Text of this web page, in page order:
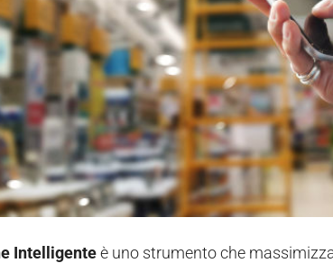
Intelligenteè uno strumento che